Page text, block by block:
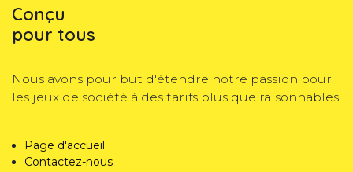
Conçu
pour tous
Nous avons pour but d'étendre notre passion pour
les jeux de société à des tarifs plus que raisonnables.
Page d'accueil
Contactez-nous